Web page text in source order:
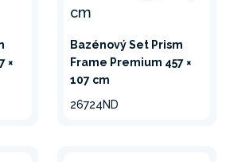
×
Bazénový Set Prism
Frame Premium 457 ×
107 cm
26724ND